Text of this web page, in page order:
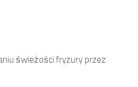
świeżości fryzury przez